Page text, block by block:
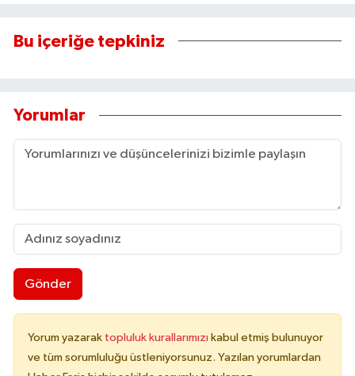
Bu içeriğe tepkiniz
Yorumlar
Gönder
Yorum yazarak topluluk kurallarımızı kabul etmiş bulunuyor
ve tüm sorumluluğu üstleniyorsunuz. Yazılan yorumlardan